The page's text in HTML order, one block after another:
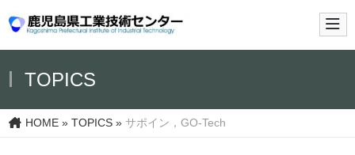
メ
TOPICS
HOME» TOPICS» サポイン，GO-Tech